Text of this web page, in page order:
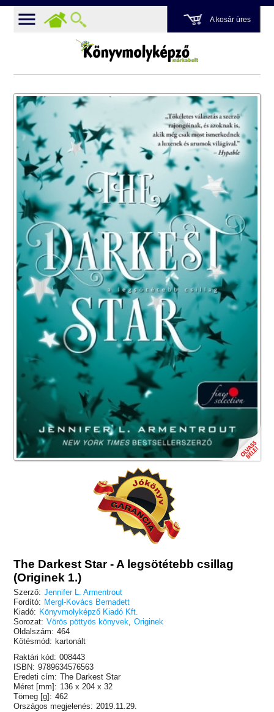
A kosár üres
The Darkest Star - A legsötétebb csillag
(Originek 1.)
Szerző: Jennifer L. Armentrout
Fordító: Mergl-Kovács Bernadett
Kiadó: Könyvmolyképző Kiadó Kft.
Sorozat: Vörös pöttyös könyvek, Originek
Oldalszám: 464
Kötésmód: kartonált
Raktári kód: 008443
ISBN: 9789634576563
Eredeti cím: The Darkest Star
Méret [mm]: 136 x 204 x 32
Tömeg [g]: 462
Országos megjelenés: 2019.11.29.